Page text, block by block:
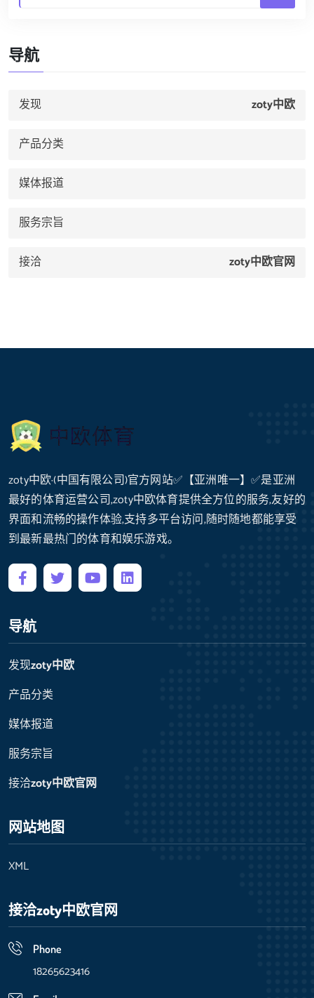
导航
发现 zoty中欧
产品分类
媒体报道
服务宗旨
接洽 zoty中欧官网
zoty中欧·(中国有限公司)官方网站✅【亚洲唯一】✅是亚洲
最好的体育运营公司,zoty中欧体育提供全方位的服务,友好的
界面和流畅的操作体验,支持多平台访问,随时随地都能享受
到最新最热门的体育和娱乐游戏。
导航
发现zoty中欧
产品分类
媒体报道
服务宗旨
接洽zoty中欧官网
网站地图
XML
接洽zoty中欧官网
Phone
18265623416